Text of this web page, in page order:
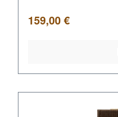
Regulärer Preis:
159,00 €